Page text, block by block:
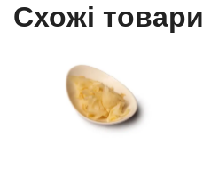
Схожі товари